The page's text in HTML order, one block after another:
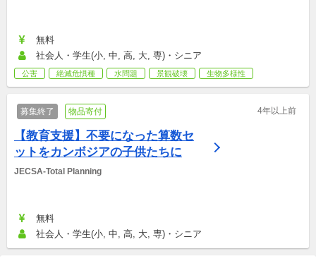
無料
社会人・学生(小, 中, 高, 大, 専)・シニア
公害 絶滅危惧種 水問題 景観破壊 生物多様性
募集終了 物品寄付 4年以上前
【教育支援】不要になった算数セ
ットをカンボジアの子供たちに
JECSA-Total Planning
無料
社会人・学生(小, 中, 高, 大, 専)・シニア